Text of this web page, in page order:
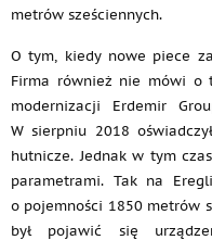
metrów sześciennych.
O tym, kiedy nowe piece
Firma również nie mówi o
modernizacji Erdemir
W sierpniu 2018
hutnicze. Jednak w tym
parametrami. Tak na
o pojemności 1850 metrów
był pojawić się